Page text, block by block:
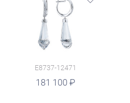
E8737-12471
181 100